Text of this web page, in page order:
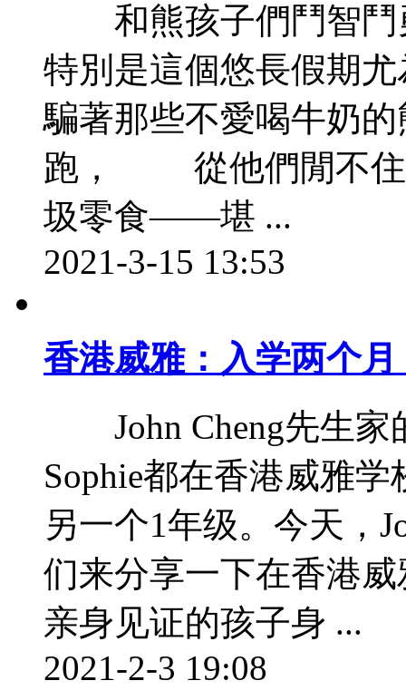
和熊孩子們鬥智鬥
特別是這個悠長假
騙著那些不愛喝牛奶
跑， 從他們閒不住
圾零食——堪 ...
2021-3-15 13:53
香港威雅：入学两个
John Cheng先生家
Sophie都在香港威雅
另一个1年级。今天，
们来分享一下在香港
亲身见证的孩子身 ...
2021-2-3 19:08